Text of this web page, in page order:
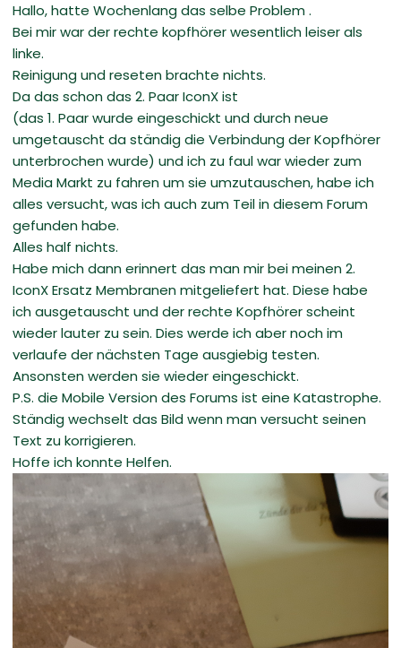
Hallo, hatte Wochenlang das selbe Problem .
Bei mir war der rechte kopfhörer wesentlich leiser als
linke.
Reinigung und reseten brachte nichts.
Da das schon das 2. Paar IconX ist
(das 1. Paar wurde eingeschickt und durch neue
umgetauscht da ständig die Verbindung der Kopfhörer
unterbrochen wurde) und ich zu faul war wieder zum
Media Markt zu fahren um sie umzutauschen, habe ich
alles versucht, was ich auch zum Teil in diesem Forum
gefunden habe.
Alles half nichts.
Habe mich dann erinnert das man mir bei meinen 2.
IconX Ersatz Membranen mitgeliefert hat. Diese habe
ich ausgetauscht und der rechte Kopfhörer scheint
wieder lauter zu sein. Dies werde ich aber noch im
verlaufe der nächsten Tage ausgiebig testen.
Ansonsten werden sie wieder eingeschickt.
P.S. die Mobile Version des Forums ist eine Katastrophe.
Ständig wechselt das Bild wenn man versucht seinen
Text zu korrigieren.
Hoffe ich konnte Helfen.